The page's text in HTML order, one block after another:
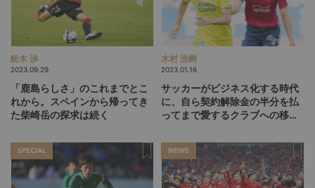
舩木 渉
2023.09.29
「鹿島らしさ」のこれまでとこ
れから。スペインから帰ってき
た柴崎岳の探求は続く
木村 浩嗣
2023.01.16
サッカーがビジネス化する時代
に、自ら契約解除金の半分を払
ってまで愛するクラブへの移籍
SPECIAL NEWS